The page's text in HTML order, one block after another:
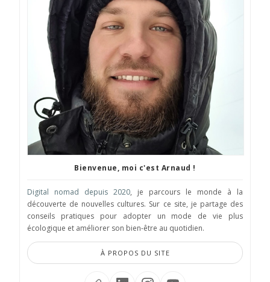
Bienvenue, moi c'est Arnaud !
Digital nomad depuis 2020, je parcours le monde à la
découverte de nouvelles cultures. Sur ce site, je partage des
conseils pratiques pour adopter un mode de vie plus
écologique et améliorer son bien-être au quotidien.
À PROPOS DU SITE